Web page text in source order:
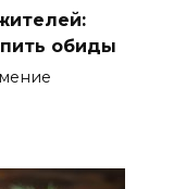
обиды